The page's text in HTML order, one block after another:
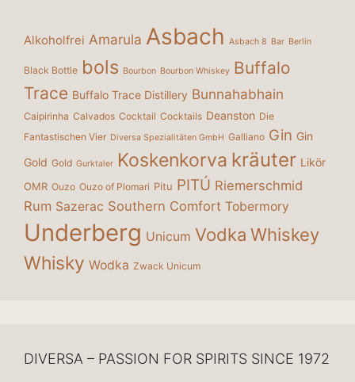
Alkoholfrei Amarula Asbach Asbach 8 Bar Berlin
Black Bottle bols Bourbon Bourbon Whiskey Buffalo
Trace Buffalo Trace Distillery Bunnahabhain
Caipirinha Calvados Cocktail Cocktails Deanston Die
Fantastischen Vier Diversa Spezialitäten GmbH Galliano Gin Gin
Gold Gold Gurktaler Koskenkorva kräuter Likör
OMR Ouzo Ouzo of Plomari Pitu PITÚ Riemerschmid
Rum Sazerac Southern Comfort Tobermory
Underberg Unicum Vodka Whiskey
Whisky Wodka Zwack Unicum
DIVERSA – PASSION FOR SPIRITS SINCE 1972